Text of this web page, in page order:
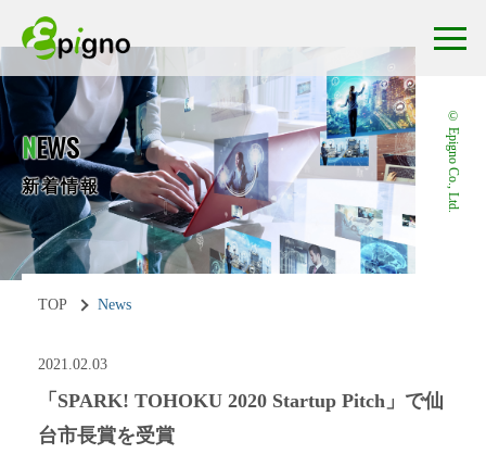
NEWS
新着情報 © Epigno Co., Ltd.
TOP News
2021.02.03
「SPARK! TOHOKU 2020 Startup Pitch」で仙
台市長賞を受賞